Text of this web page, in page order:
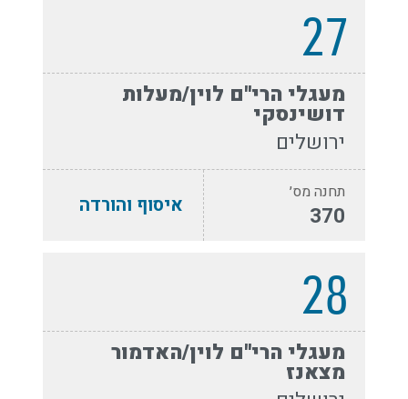
27
מעגלי הרי''ם לוין/מעלות
דושינסקי
ירושלים
תחנה מס׳
370 איסוף והורדה
28
מעגלי הרי''ם לוין/האדמור
מצאנז